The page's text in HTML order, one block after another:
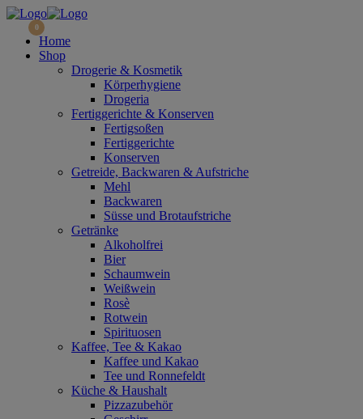
0
Home
Shop
Drogerie & Kosmetik
Körperhygiene
Drogeria
Fertiggerichte & Konserven
Fertigsoßen
Fertiggerichte
Konserven
Getreide, Backwaren & Aufstriche
Mehl
Backwaren
Süsse und Brotaufstriche
Getränke
Alkoholfrei
Bier
Schaumwein
Weißwein
Rosè
Rotwein
Spirituosen
Kaffee, Tee & Kakao
Kaffee und Kakao
Tee und Ronnefeldt
Küche & Haushalt
Pizzazubehör